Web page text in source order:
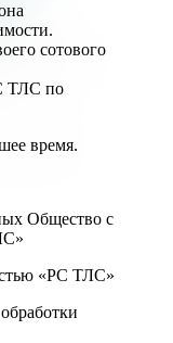
сотового
ТЛС по
время.
Общество с
«PC ТЛС»